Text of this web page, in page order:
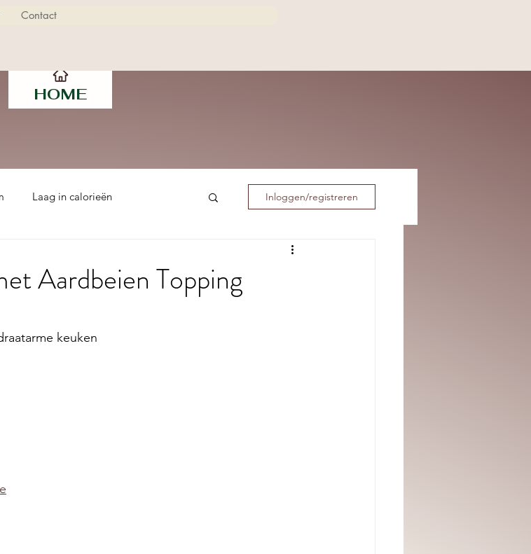
Contact
HOME
Laag in calorieën Inloggen/registreren
Aardbeien Topping
keuken